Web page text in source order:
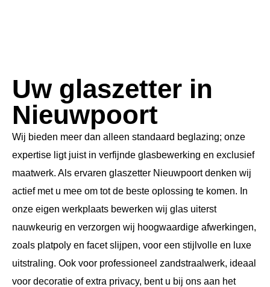
Uw glaszetter in
Nieuwpoort
Wij bieden meer dan alleen standaard beglazing; onze
expertise ligt juist in verfijnde glasbewerking en exclusief
maatwerk. Als ervaren glaszetter Nieuwpoort denken wij
actief met u mee om tot de beste oplossing te komen. In
onze eigen werkplaats bewerken wij glas uiterst
nauwkeurig en verzorgen wij hoogwaardige afwerkingen,
zoals platpoly en facet slijpen, voor een stijlvolle en luxe
uitstraling. Ook voor professioneel zandstraalwerk, ideaal
voor decoratie of extra privacy, bent u bij ons aan het